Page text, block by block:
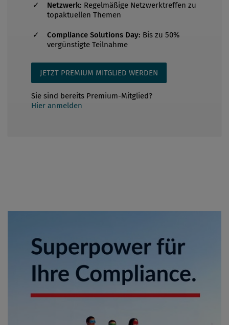
Netzwerk: Regelmäßige Netzwerktreffen zu
topaktuellen Themen
Compliance Solutions Day: Bis zu 50%
vergünstigte Teilnahme
JETZT PREMIUM MITGLIED WERDEN
Sie sind bereits Premium-Mitglied?
Hier anmelden